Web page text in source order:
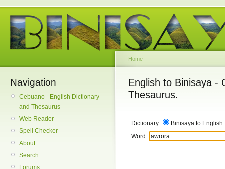
Navigation
Cebuano - English Dictionary
and Thesaurus
Web Reader
Spell Checker
About
Search
Forums
Home
English to Binisaya -
Thesaurus.
Dictionary
Binisaya to English
Word: